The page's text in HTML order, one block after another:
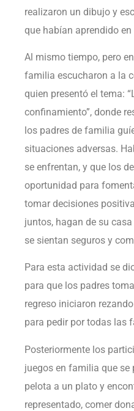
realizaron un dibujo y
que habían aprendido
Al mismo tiempo, pero
familia escucharon a la
quien presentó el tema:
confinamiento”, donde
los padres de familia
situaciones adversas.
se enfrentan, y que los
oportunidad para
tomar decisiones
juntos, hagan de su
se sientan seguros y
Para esta actividad se
para que los padres
regreso iniciaron
para pedir por todas las
Posteriormente los
juegos en familia que se
pelota a un plato y
representado, comer